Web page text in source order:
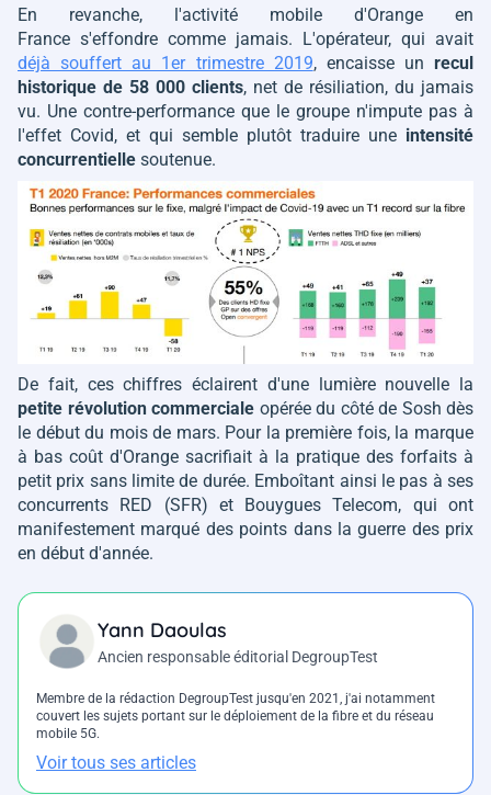
En revanche, l'activité mobile d'Orange en
France s'effondre comme jamais. L'opérateur, qui avait
déjà souffert au 1er trimestre 2019, encaisse un recul
historique de 58 000 clients, net de résiliation, du jamais
vu. Une contre-performance que le groupe n'impute pas à
l'effet Covid, et qui semble plutôt traduire une intensité
concurrentielle soutenue.
De fait, ces chiffres éclairent d'une lumière nouvelle la
petite révolution commerciale opérée du côté de Sosh dès
le début du mois de mars. Pour la première fois, la marque
à bas coût d'Orange sacrifiait à la pratique des forfaits à
petit prix sans limite de durée. Emboîtant ainsi le pas à ses
concurrents RED (SFR) et Bouygues Telecom, qui ont
manifestement marqué des points dans la guerre des prix
en début d'année.
Yann Daoulas
Ancien responsable éditorial DegroupTest
Membre de la rédaction DegroupTest jusqu'en 2021, j'ai notamment
couvert les sujets portant sur le déploiement de la fibre et du réseau
mobile 5G.
Voir tous ses articles